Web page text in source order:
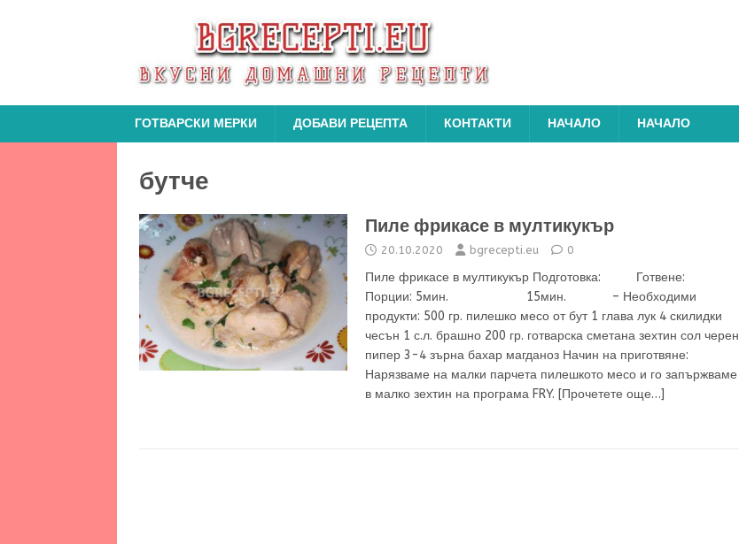
ГОТВАРСКИ МЕРКИ ДОБАВИ РЕЦЕПТА КОНТАКТИ НАЧАЛО НАЧАЛО
бутче
Пиле фрикасе в мултикукър
20.10.2020 bgrecepti.eu 0
Пиле фрикасе в мултикукър Подготовка: Готвене:
Порции: 5мин. 15мин. – Необходими
продукти: 500 гр. пилешко месо от бут 1 глава лук 4 скилидки
чесън 1 с.л. брашно 200 гр. готварска сметана зехтин сол черен
пипер 3-4 зърна бахар магданоз Начин на приготвяне:
Нарязваме на малки парчета пилешкото месо и го запържваме
в малко зехтин на програма FRY. [Прочетете още…]